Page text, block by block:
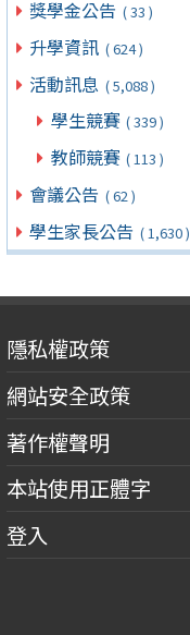
獎學金公告 ( 33 )
升學資訊 ( 624 )
活動訊息 ( 5,088 )
學生競賽 ( 339 )
教師競賽 ( 113 )
會議公告 ( 62 )
學生家長公告 ( 1,630 )
隱私權政策
網站安全政策
著作權聲明
本站使用正體字
登入